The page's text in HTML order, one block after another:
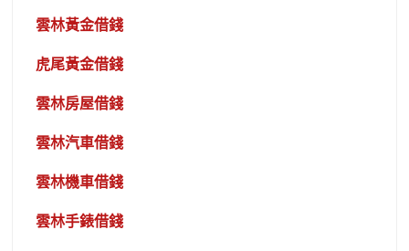
雲林黃金借錢
虎尾黃金借錢
雲林房屋借錢
雲林汽車借錢
雲林機車借錢
雲林手錶借錢